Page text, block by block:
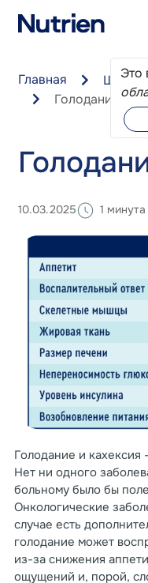
Это
Главная
Школа
Голодание и
10.03.2025 1 минута
Голодание и кахексия
Нет ни одного
больному было бы
Онкологические
случае есть
голодание может
из-за снижения
ощущений и, порой,